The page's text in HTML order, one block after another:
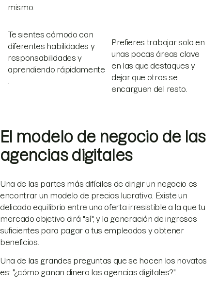
mismo.
Te sientes cómodo con
diferentes habilidades y
responsabilidades y
aprendiendo rápidamente
Prefieres trabajar solo en
unas pocas áreas clave
en las que destaques y
dejar que otros se
encarguen del resto.
El modelo de negocio de las
agencias digitales
Una de las partes más difíciles de dirigir un negocio es
encontrar un modelo de precios lucrativo. Existe un
delicado equilibrio entre una oferta irresistible a la que tu
mercado objetivo dirá "sí", y la generación de ingresos
suficientes para pagar a tus empleados y obtener
beneficios.
Una de las grandes preguntas que se hacen los novatos
es: "¿cómo ganan dinero las agencias digitales?".